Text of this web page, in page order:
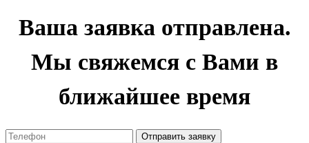
Ваша заявка отправлена.
Мы свяжемся с Вами в
ближайшее время
Отправить заявку